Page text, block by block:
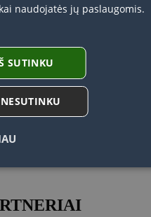
duomenų tvarkymu ir
naudojatės jų paslaugomis.
SUTINKU